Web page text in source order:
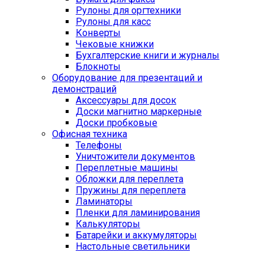
Рулоны для оргтехники
Рулоны для касс
Конверты
Чековые книжки
Бухгалтерские книги и журналы
Блокноты
Оборудование для презентаций и
демонстраций
Аксессуары для досок
Доски магнитно маркерные
Доски пробковые
Офисная техника
Телефоны
Уничтожители документов
Переплетные машины
Обложки для переплета
Пружины для переплета
Ламинаторы
Пленки для ламинирования
Калькуляторы
Батарейки и аккумуляторы
Настольные светильники